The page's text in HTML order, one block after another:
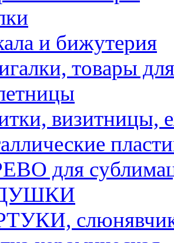
и бижутерия
товары
визитницы,
для